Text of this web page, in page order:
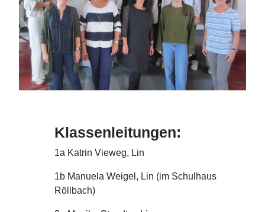
Klassenleitungen:
1a Katrin Vieweg, Lin
1b Manuela Weigel, Lin (im Schulhaus
Röllbach)